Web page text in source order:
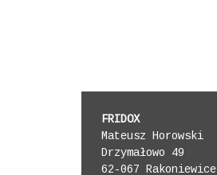
FRIDOX
Mateusz Horowski
Drzymałowo 49
62-067 Rakoniewice